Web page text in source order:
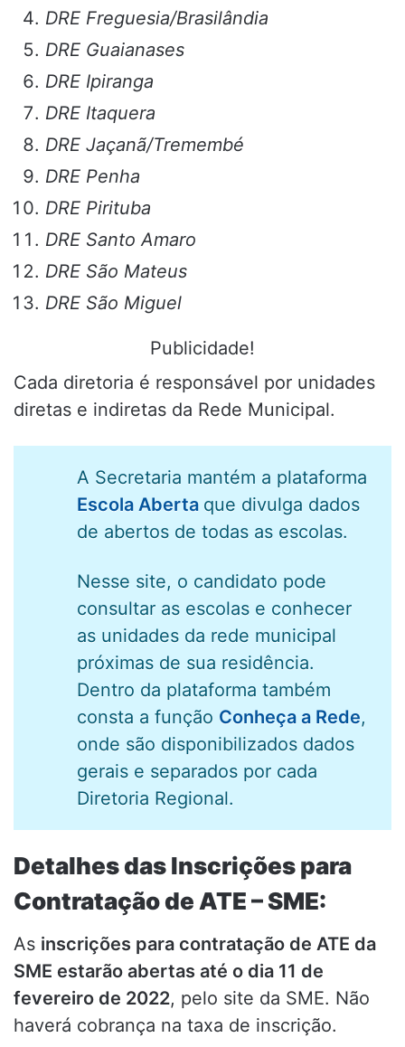
DRE Freguesia/Brasilândia
DRE Guaianases
DRE Ipiranga
DRE Itaquera
DRE Jaçanã/Tremembé
DRE Penha
DRE Pirituba
DRE Santo Amaro
DRE São Mateus
DRE São Miguel
Publicidade!
Cada diretoria é responsável por unidades
diretas e indiretas da Rede Municipal.
A Secretaria mantém a plataforma
Escola Aberta que divulga dados
de abertos de todas as escolas.
Nesse site, o candidato pode
consultar as escolas e conhecer
as unidades da rede municipal
próximas de sua residência.
Dentro da plataforma também
consta a função Conheça a Rede,
onde são disponibilizados dados
gerais e separados por cada
Diretoria Regional.
Detalhes das Inscrições para
Contratação de ATE – SME:
As inscrições para contratação de ATE da
SME estarão abertas até o dia 11 de
fevereiro de 2022, pelo site da SME. Não
haverá cobrança na taxa de inscrição.